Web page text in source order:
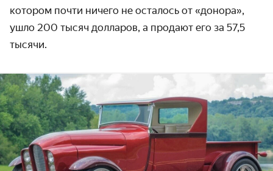
котором почти ничего не осталось от «донора»,
ушло 200 тысяч долларов, а продают его за 57,5
тысячи.